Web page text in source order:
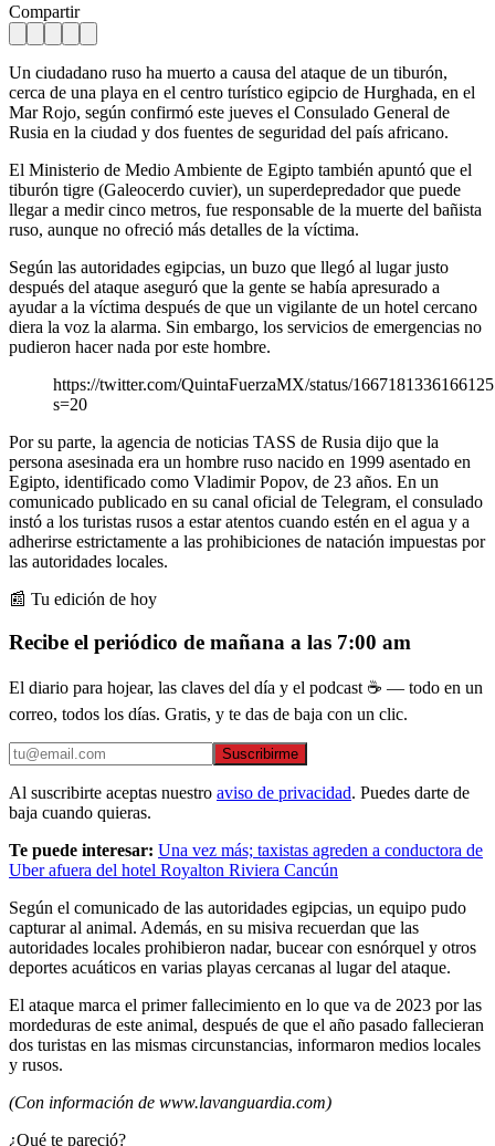
Compartir
Un ciudadano ruso ha muerto a causa del ataque de un tiburón,
cerca de una playa en el centro turístico egipcio de Hurghada, en el
Mar Rojo, según confirmó este jueves el Consulado General de
Rusia en la ciudad y dos fuentes de seguridad del país africano.
El Ministerio de Medio Ambiente de Egipto también apuntó que el
tiburón tigre (Galeocerdo cuvier), un superdepredador que puede
llegar a medir cinco metros, fue responsable de la muerte del bañista
ruso, aunque no ofreció más detalles de la víctima.
Según las autoridades egipcias, un buzo que llegó al lugar justo
después del ataque aseguró que la gente se había apresurado a
ayudar a la víctima después de que un vigilante de un hotel cercano
diera la voz la alarma. Sin embargo, los servicios de emergencias no
pudieron hacer nada por este hombre.
https://twitter.com/QuintaFuerzaMX/status/
s=20
Por su parte, la agencia de noticias TASS de Rusia dijo que la
persona asesinada era un hombre ruso nacido en 1999 asentado en
Egipto, identificado como Vladimir Popov, de 23 años. En un
comunicado publicado en su canal oficial de Telegram, el consulado
instó a los turistas rusos a estar atentos cuando estén en el agua y a
adherirse estrictamente a las prohibiciones de natación impuestas por
las autoridades locales.
📰 Tu edición de hoy
Recibe el periódico de mañana a las 7:00 am
El diario para hojear, las claves del día y el podcast ☕ — todo en un
correo, todos los días. Gratis, y te das de baja con un clic.
Suscribirme
Al suscribirte aceptas nuestro aviso de privacidad. Puedes darte de
baja cuando quieras.
Te puede interesar: Una vez más; taxistas agreden a conductora de
Uber afuera del hotel Royalton Riviera Cancún
Según el comunicado de las autoridades egipcias, un equipo pudo
capturar al animal. Además, en su misiva recuerdan que las
autoridades locales prohibieron nadar, bucear con esnórquel y otros
deportes acuáticos en varias playas cercanas al lugar del ataque.
El ataque marca el primer fallecimiento en lo que va de 2023 por las
mordeduras de este animal, después de que el año pasado fallecieran
dos turistas en las mismas circunstancias, informaron medios locales
y rusos.
(Con información de www.lavanguardia.com)
¿Qué te pareció?